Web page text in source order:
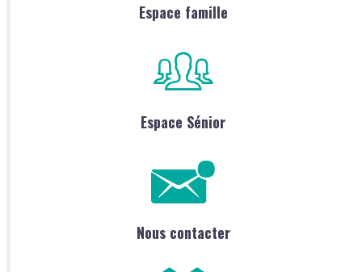
Espace famille
Espace Sénior
Nous contacter